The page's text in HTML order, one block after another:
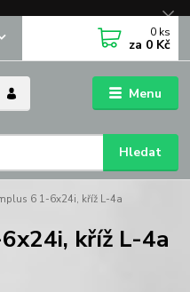
Menu
Hledat
0 ks
za 0 Kč
6 1-6x24i, kříž L-4a
kříž L-4a